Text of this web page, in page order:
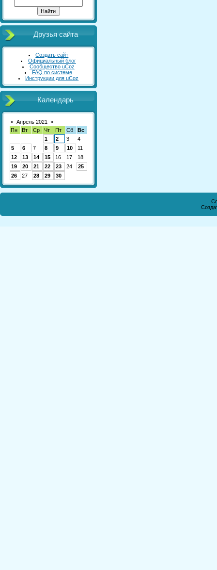
Друзья сайта
Создать сайт
Официальный блог
Сообщество uCoz
FAQ по системе
Инструкции для uCoz
Календарь
« Апрель 2021
»
Пн
Вт Ср Чт Пт Сб
Вс
1
2 3
4
5
6 7 8 9 10
11
12
13 14 15 16 17
18
19
20 21 22 23 24
25
26
27 28 29 30